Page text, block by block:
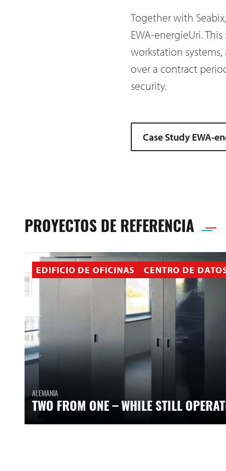
Together with
EWA-energieUri.
workstation
over a contract
security.
Case Study EWA-
PROYECTOS DE REFERENCIA
EDIFICIO DE OFICINAS CENTRO DE
ALEMANIA
TWO FROM ONE – WHILE STILL